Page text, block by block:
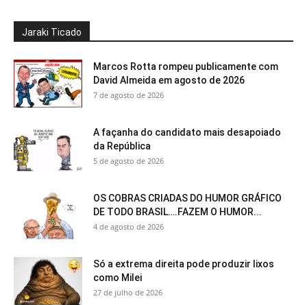
Jaraki Ticado
Marcos Rotta rompeu publicamente com
David Almeida em agosto de 2026
7 de agosto de 2026
A façanha do candidato mais desapoiado
da República
5 de agosto de 2026
OS COBRAS CRIADAS DO HUMOR GRÁFICO
DE TODO BRASIL….FAZEM O HUMOR...
4 de agosto de 2026
Só a extrema direita pode produzir lixos
como Milei
27 de julho de 2026